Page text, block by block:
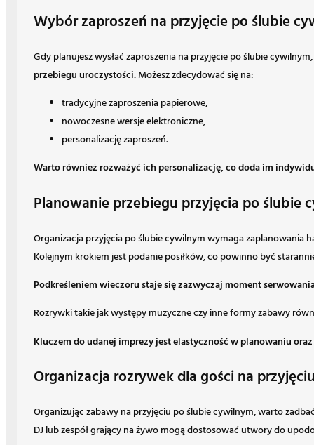
Wybór zaproszeń na przyjęcie po ślubie
Gdy planujesz wysłać zaproszenia na przyjęcie po ślubie
przebiegu uroczystości.Możesz zdecydować się na:
tradycyjne zaproszenia papierowe,
nowoczesne wersje elektroniczne,
personalizację zaproszeń.
Warto również rozważyć ich personalizację, co doda im
Planowanie przebiegu przyjęcia po ślubie
Organizacja przyjęcia po ślubie cywilnym wymaga
Kolejnym krokiem jest podanie posiłków, co powinno być
Podkreśleniem wieczoru staje się zazwyczaj moment
Rozrywki takie jak występy muzyczne czy inne formy zabawy
Kluczem do udanej imprezy jest elastyczność w planowaniu
Organizacja rozrywek dla gości na
Organizując zabawy na przyjęciu po ślubie cywilnym, warto
DJ lub zespół grający na żywo mogą dostosować utwory do